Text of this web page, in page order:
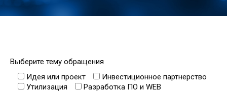
Выберите тему обращения
Идея или проект
Инвестиционное партнерство
Утилизация
Разработка ПО и WEB